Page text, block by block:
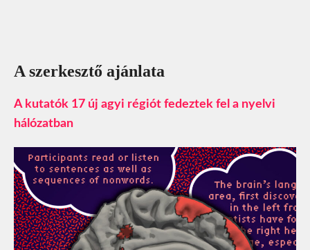
A szerkesztő ajánlata
A kutatók 17 új agyi régiót fedeztek fel a nyelvi
hálózatban